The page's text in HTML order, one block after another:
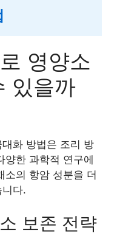
영양소
있을까
화 방법은 조리 방
양한 과학적 연구에
소의 항암 성분을 더
다.
보존 전략